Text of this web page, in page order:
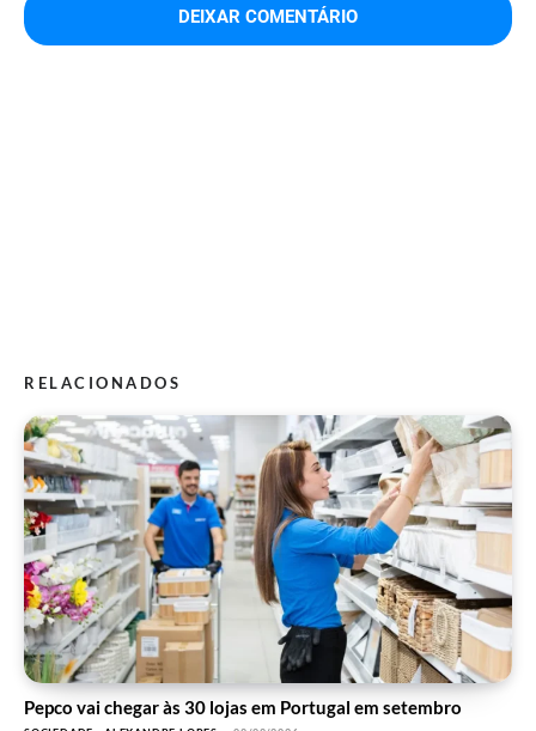
RELACIONADOS
Pepco vai chegar às 30 lojas em Portugal em setembro